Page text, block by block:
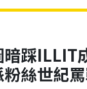
踩ILLIT
絲世紀